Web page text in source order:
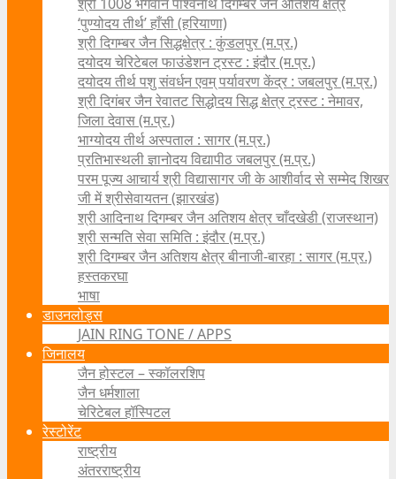
‘पुण्योदय तीर्थ’ हाँसी (हरियाणा)
श्री दिगम्बर जैन सिद्धक्षेत्र : कुंडलपुर (म.प्र.)
दयोदय चेरिटेबल फाउंडेशन ट्रस्ट : इंदौर (म.प्र.)
दयोदय तीर्थ पशु संवर्धन एवम्‌ पर्यावरण केंद्र : जबलपुर (म.प्र.)
श्री दिगंबर जैन रेवातट सिद्धोदय सिद्ध क्षेत्र ट्रस्ट : नेमावर,
जिला देवास (म.प्र.)
भाग्योदय तीर्थ अस्पताल : सागर (म.प्र.)
प्रतिभास्थली ज्ञानोदय विद्यापीठ जबलपुर (म.प्र.)
परम पूज्य आचार्य श्री विद्यासागर जी के आशीर्वाद से सम्मेद शिखर
जी में श्रीसेवायतन (झारखंड)
श्री आदिनाथ दिगम्बर जैन अतिशय क्षेत्र चाँदखेडी (राजस्थान)
श्री सन्मति सेवा समिति : इंदौर (म.प्र.)
श्री दिगम्बर जैन अतिशय क्षेत्र बीनाजी-बारहा : सागर (म.प्र.)
हस्तकरघा
भाषा
डाउनलोड्स
JAIN RING TONE / APPS
जिनालय
जैन होस्टल – स्कॉलरशिप
जैन धर्मशाला
चेरिटेबल हॉस्पिटल
रेस्टोरेंट
राष्ट्रीय
अंतरराष्ट्रीय